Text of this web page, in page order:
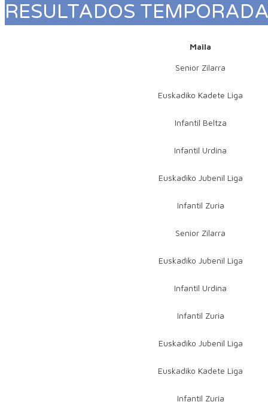
RESULTADOS
Maila
Senior Zilarra
Euskadiko Kadete Liga
Infantil Beltza
Infantil Urdina
Euskadiko Jubenil Liga
Infantil Zuria
Senior Zilarra
Euskadiko Jubenil Liga
Infantil Urdina
Infantil Zuria
Euskadiko Jubenil Liga
Euskadiko Kadete Liga
Infantil Zuria